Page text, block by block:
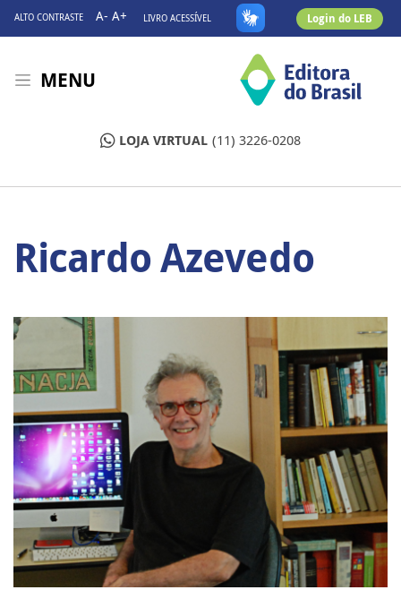
ALTO CONTRASTE A- A+ LIVRO ACESSÍVEL Login do LEB
MENU
LOJA VIRTUAL (11) 3226-0208
Ricardo Azevedo